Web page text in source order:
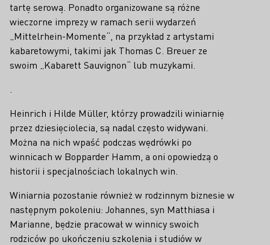
tartę serową. Ponadto organizowane są różne
wieczorne imprezy w ramach serii wydarzeń
„Mittelrhein-Momente“, na przykład z artystami
kabaretowymi, takimi jak Thomas C. Breuer ze
swoim „Kabarett Sauvignon“ lub muzykami.
Heinrich i Hilde Müller, którzy prowadzili winiarnię
przez dziesięciolecia, są nadal często widywani.
Można na nich wpaść podczas wędrówki po
winnicach w Bopparder Hamm, a oni opowiedzą o
historii i specjalnościach lokalnych win.
Winiarnia pozostanie również w rodzinnym biznesie w
następnym pokoleniu: Johannes, syn Matthiasa i
Marianne, będzie pracował w winnicy swoich
rodziców po ukończeniu szkolenia i studiów w